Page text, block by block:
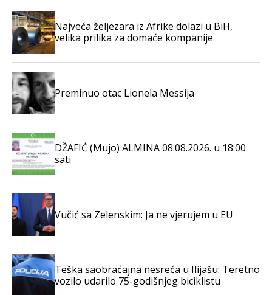
Najveća željezara iz Afrike dolazi u BiH,
velika prilika za domaće kompanije
Preminuo otac Lionela Messija
DŽAFIĆ (Mujo) ALMINA 08.08.2026. u 18:00
sati
Vučić sa Zelenskim: Ja ne vjerujem u EU
Teška saobraćajna nesreća u Ilijašu: Teretno
vozilo udarilo 75-godišnjeg biciklistu